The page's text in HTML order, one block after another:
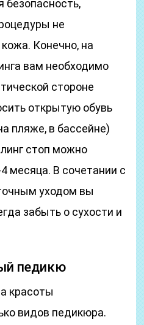
безопасность,
не
Конечно, на
вам необходимо
стороне
открытую обувь
пляже, в бассейне)
стоп можно
месяца. В сочетании с
уходом вы
забыть о сухости и
педикю
красоты
видов педикюра.